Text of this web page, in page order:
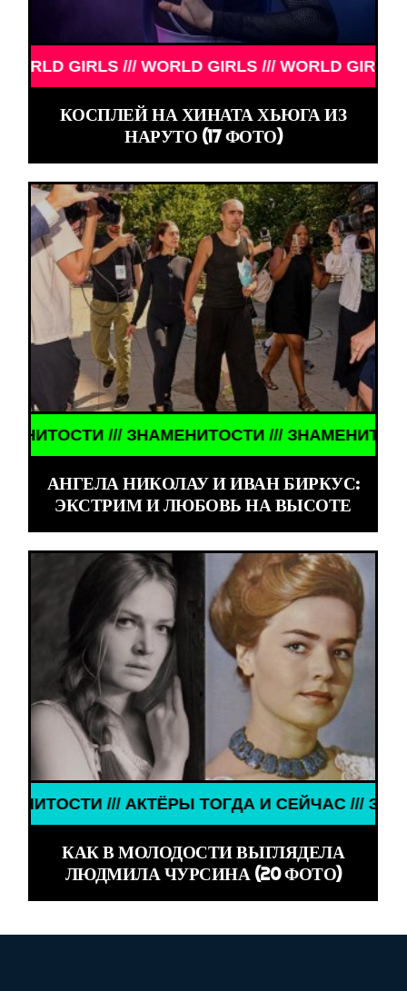
GIRLS /// WORLD GIRLS /// WORLD GIRLS ///
КОСПЛЕЙ НА ХИНАТА ХЬЮГА ИЗ
НАРУТО (17 ФОТО)
/// ЗНАМЕНИТОСТИ /// ЗНАМЕНИТОСТИ
АНГЕЛА НИКОЛАУ И ИВАН БИРКУС:
ЭКСТРИМ И ЛЮБОВЬ НА ВЫСОТЕ
/// АКТЁРЫ ТОГДА И СЕЙЧАС ///
КАК В МОЛОДОСТИ ВЫГЛЯДЕЛА
ЛЮДМИЛА ЧУРСИНА (20 ФОТО)